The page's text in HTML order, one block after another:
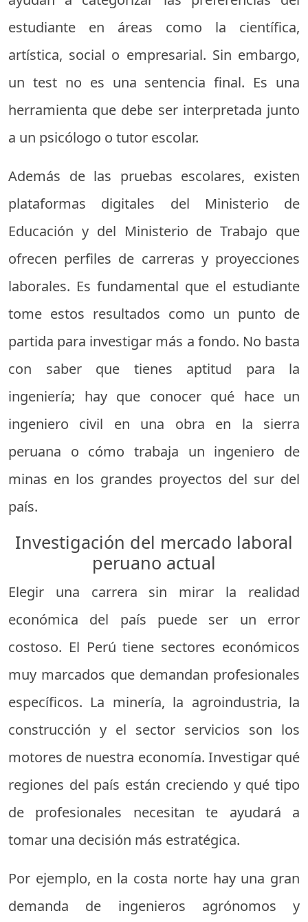
estudiante en áreas como la científica,
artística, social o empresarial. Sin embargo,
un test no es una sentencia final. Es una
herramienta que debe ser interpretada junto
a un psicólogo o tutor escolar.
Además de las pruebas escolares, existen
plataformas digitales del Ministerio de
Educación y del Ministerio de Trabajo que
ofrecen perfiles de carreras y proyecciones
laborales. Es fundamental que el estudiante
tome estos resultados como un punto de
partida para investigar más a fondo. No basta
con saber que tienes aptitud para la
ingeniería; hay que conocer qué hace un
ingeniero civil en una obra en la sierra
peruana o cómo trabaja un ingeniero de
minas en los grandes proyectos del sur del
país.
Investigación del mercado laboral
peruano actual
Elegir una carrera sin mirar la realidad
económica del país puede ser un error
costoso. El Perú tiene sectores económicos
muy marcados que demandan profesionales
específicos. La minería, la agroindustria, la
construcción y el sector servicios son los
motores de nuestra economía. Investigar qué
regiones del país están creciendo y qué tipo
de profesionales necesitan te ayudará a
tomar una decisión más estratégica.
Por ejemplo, en la costa norte hay una gran
demanda de ingenieros agrónomos y